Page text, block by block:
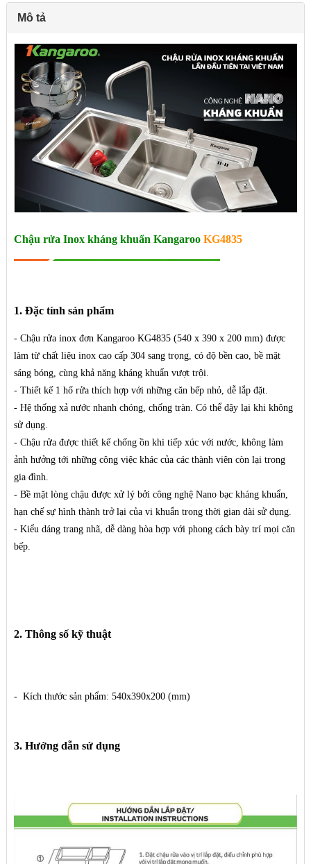
Mô tả
Chậu rửa Inox kháng khuẩn Kangaroo KG4835
1. Đặc tính sản phẩm
- Chậu rửa inox đơn Kangaroo KG4835 (540 x 390 x 200 mm) được
làm từ chất liệu inox cao cấp 304 sang trọng, có độ bền cao, bề mặt
sáng bóng, cùng khả năng kháng khuẩn vượt trội.
- Thiết kế 1 hố rửa thích hợp với những căn bếp nhỏ, dễ lắp đặt.
- Hệ thống xả nước nhanh chóng, chống tràn. Có thể đậy lại khi không
sử dụng.
- Chậu rửa được thiết kế chống ồn khi tiếp xúc với nước, không làm
ảnh hưởng tới những công việc khác của các thành viên còn lại trong
gia đình.
- Bề mặt lòng chậu được xử lý bởi công nghệ Nano bạc kháng khuẩn,
hạn chế sự hình thành trở lại của vi khuẩn trong thời gian dài sử dụng.
- Kiểu dáng trang nhã, dễ dàng hòa hợp với phong cách bày trí mọi căn
bếp.
2. Thông số kỹ thuật
- Kích thước sản phẩm: 540x390x200 (mm)
​3. Hướng dẫn sử dụng